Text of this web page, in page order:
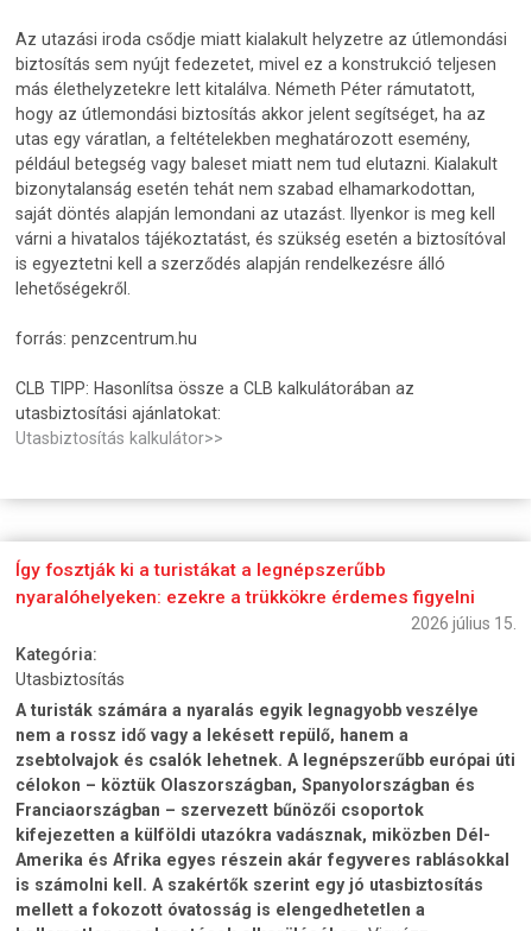
Az utazási iroda csődje miatt kialakult helyzetre az útlemondási
biztosítás sem nyújt fedezetet, mivel ez a konstrukció teljesen
más élethelyzetekre lett kitalálva. Németh Péter rámutatott,
hogy az útlemondási biztosítás akkor jelent segítséget, ha az
utas egy váratlan, a feltételekben meghatározott esemény,
például betegség vagy baleset miatt nem tud elutazni. Kialakult
bizonytalanság esetén tehát nem szabad elhamarkodottan,
saját döntés alapján lemondani az utazást. Ilyenkor is meg kell
várni a hivatalos tájékoztatást, és szükség esetén a biztosítóval
is egyeztetni kell a szerződés alapján rendelkezésre álló
lehetőségekről.
forrás: penzcentrum.hu
CLB TIPP: Hasonlítsa össze a CLB kalkulátorában az
utasbiztosítási ajánlatokat:
Utasbiztosítás kalkulátor>>
Így fosztják ki a turistákat a legnépszerűbb
nyaralóhelyeken: ezekre a trükkökre érdemes figyelni
2026 július 15.
Kategória:
Utasbiztosítás
A turisták számára a nyaralás egyik legnagyobb veszélye
nem a rossz idő vagy a lekésett repülő, hanem a
zsebtolvajok és csalók lehetnek. A legnépszerűbb európai úti
célokon – köztük Olaszországban, Spanyolországban és
Franciaországban – szervezett bűnözői csoportok
kifejezetten a külföldi utazókra vadásznak, miközben Dél-
Amerika és Afrika egyes részein akár fegyveres rablásokkal
is számolni kell. A szakértők szerint egy jó utasbiztosítás
mellett a fokozott óvatosság is elengedhetetlen a